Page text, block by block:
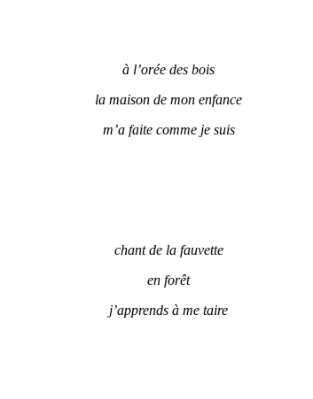
à l’orée des bois
la maison de mon enfance
m’a faite comme je suis
chant de la fauvette
en forêt
j’apprends à me taire